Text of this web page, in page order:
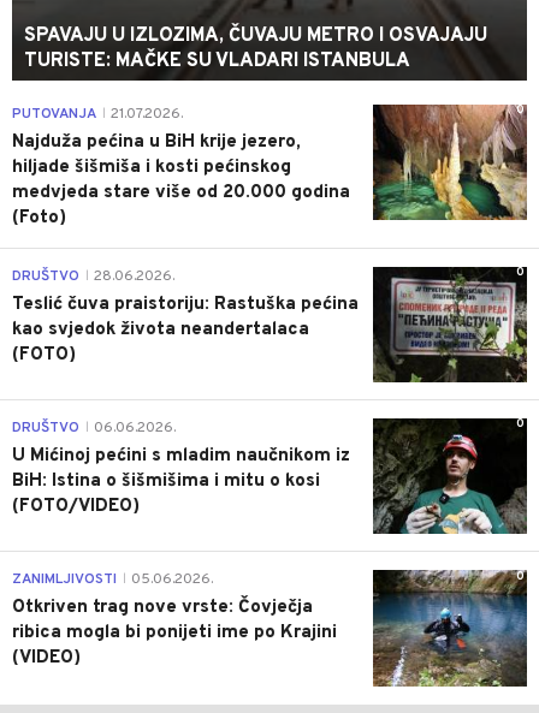
SPAVAJU U IZLOZIMA, ČUVAJU METRO I OSVAJAJU
TURISTE: MAČKE SU VLADARI ISTANBULA
0
PUTOVANJA 21.07.2026.
Najduža pećina u BiH krije jezero,
hiljade šišmiša i kosti pećinskog
medvjeda stare više od 20.000 godina
(Foto)
0
DRUŠTVO 28.06.2026.
Teslić čuva praistoriju: Rastuška pećina
kao svjedok života neandertalaca
(FOTO)
0
DRUŠTVO 06.06.2026.
U Mićinoj pećini s mladim naučnikom iz
BiH: Istina o šišmišima i mitu o kosi
(FOTO/VIDEO)
0
ZANIMLJIVOSTI 05.06.2026.
Otkriven trag nove vrste: Čovječja
ribica mogla bi ponijeti ime po Krajini
(VIDEO)